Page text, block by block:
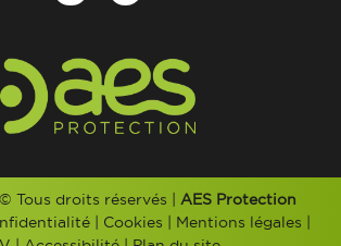
Tous droits réservés | AES Protection
| Cookies | Mentions légales |